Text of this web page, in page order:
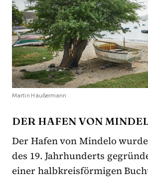
Martin Häußermann
DER HAFEN VON
Der Hafen von Mindelo
des 19. Jahrhunderts
einer halbkreisförmigen